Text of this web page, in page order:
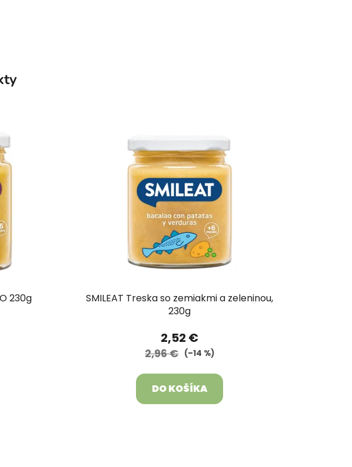
230g
SMILEAT Treska so zemiakmi a zeleninou,
230g
2,52 €
2,96 € (–14 %)
DO KOŠÍKA